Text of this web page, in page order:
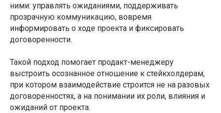
ними: управлять ожиданиями, поддерживать
прозрачную коммуникацию, вовремя
информировать о ходе проекта и фиксировать
договоренности.
Такой подход помогает продакт-менеджеру
выстроить осознанное отношение к стейкхолдерам,
при котором взаимодействие строится не на разовых
договоренностях, а на понимании их роли, влияния и
ожиданий от проекта.